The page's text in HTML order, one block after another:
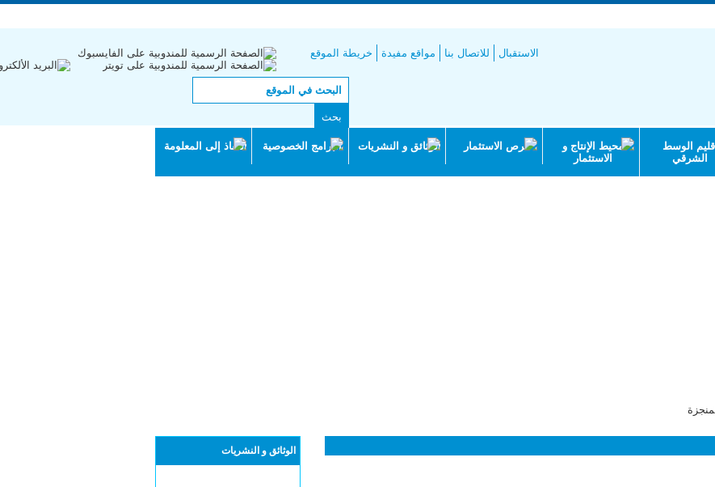
خريطة الموقع مواقع مفيدة للاتصال بنا الاستقبال
إقليم الوسط
الشرقي
محيط الإنتاج و
الاستثمار
فرص الاستثمار الوثائق و النشريات البرامج الخصوصية النفاذ إلى المعلومة
الوثائق و النشريات